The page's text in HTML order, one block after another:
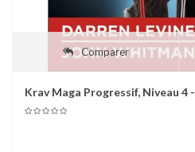
Comparer
Krav Maga Progressif, Niveau 4